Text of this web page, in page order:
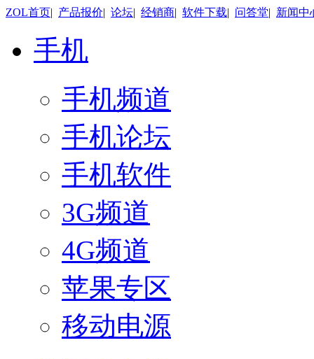
ZOL首页| 产品报价| 论坛| 经销商| 软件下载| 问答堂| 新闻中
手机
手机频道
手机论坛
手机软件
3G频道
4G频道
苹果专区
移动电源